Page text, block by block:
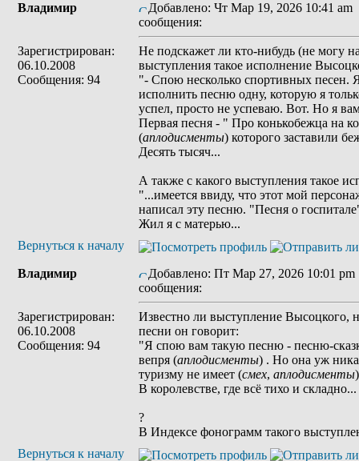
Владимир
Зарегистрирован:
06.10.2008
Сообщения: 94
Добавлено: Чт Мар 19, 2026 10:41 am
сообщения:
Не подскажет ли кто-нибудь (не могу
выступления такое исполнение
"- Спою несколько спортивных песен.
исполнить песню одну, которую я
успел, просто не успеваю. Вот. Но я
Первая песня - " Про конькобежца на
(аплодисменты) которого заставили
Десять тысяч...
А также с какого выступления такое
"...имеется ввиду, что этот мой
написал эту песню. "Песня о
Жил я с матерью...
Вернуться к началу
Владимир
Зарегистрирован:
06.10.2008
Сообщения: 94
Добавлено: Пт Мар 27, 2026 10:01 pm
сообщения:
Известно ли выступление Высоцкого,
песни он говорит:
"Я спою вам такую песню - песню-
вепря (аплодисменты) . Но она уж
туризму не имеет (смех, аплодисменты
В королевстве, где всë тихо и складно...
?
В Индексе фонограмм такого
Вернуться к началу